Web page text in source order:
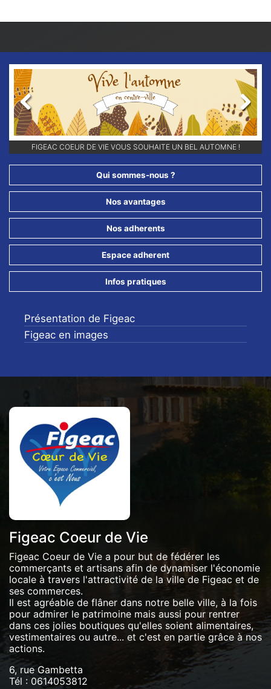
RETROUVEZ-NOUS SUR NOS RÉSEAUX SOCIAUX ET ABONNEZ-VOUS
POUR NE RIEN LOUPER DE NOS ANIMATIONS !!
Previous Next
Qui sommes-nous ?
Nos avantages
Nos adherents
Espace adherent
Infos pratiques
Présentation de Figeac
Figeac en images
Figeac Coeur de Vie
Figeac Coeur de Vie a pour but de fédérer les
commerçants et artisans afin de dynamiser l'économie
locale à travers l'attractivité de la ville de Figeac et de
ses commerces.
Il est agréable de flâner dans notre belle ville, à la fois
pour admirer le patrimoine mais aussi pour rentrer
dans ces jolies boutiques qu'elles soient alimentaires,
vestimentaires ou autre... et c'est en partie grâce à nos
actions.
6, rue Gambetta
Tél : 0614053812